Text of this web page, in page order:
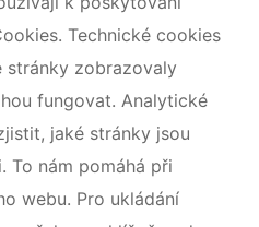
Technické cookies
stránky zobrazovaly
fungovat. Analytické
jaké stránky jsou
To nám pomáhá při
webu. Pro ukládání